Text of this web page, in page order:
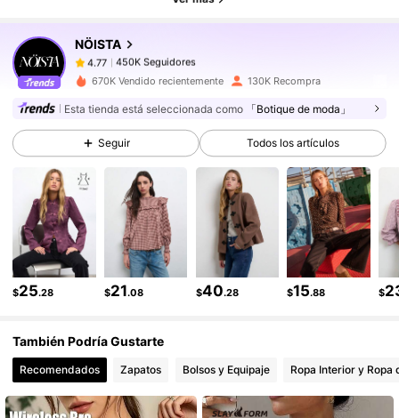
NÖISTA
450K Seguidores
4.77 450K Seguidores
4.77 450K Seguidores
4.77 450K Seguidores
450K Seguidores
450K Seguidores
670K Vendido recientemente 130K Recompra
Esta tienda está seleccionada como 「Botique de moda」
Seguir Todos los artículos
$25.28 $21.08 $40.28 $15.88 $
También Podría Gustarte
Recomendados Zapatos Bolsos y Equipaje Ropa Interior y Ropa